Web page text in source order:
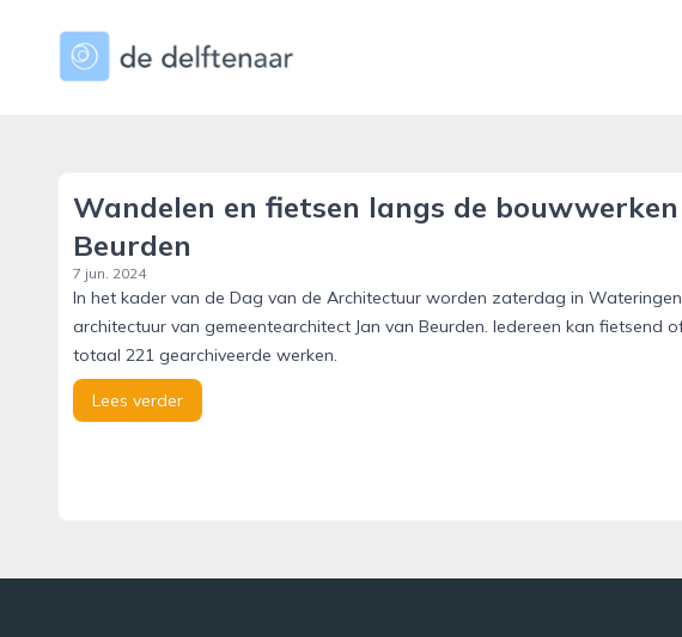
dedelftenaar.nl
Wandelen en fietsen langs de
Beurden
7 jun. 2024
In het kader van de Dag van de Architectuur worden zaterdag in
architectuur van gemeentearchitect Jan van Beurden. Iedereen kan fietsend
totaal 221 gearchiveerde werken.
Lees verder